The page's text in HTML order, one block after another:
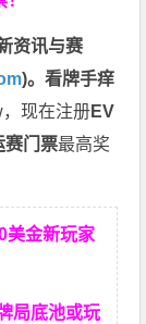
资讯与赛
)。看牌手痒
现在注册EV
赛门票最高奖
美金新玩家
局底池或玩